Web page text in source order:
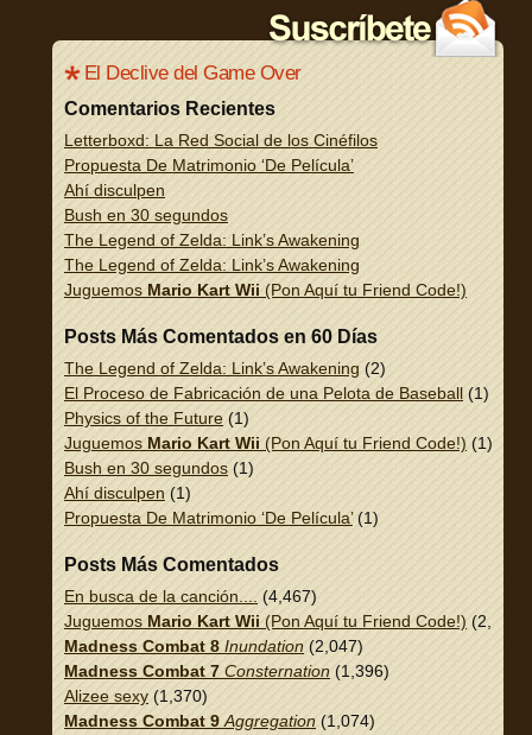
El Declive del Game Over
Comentarios Recientes
Letterboxd: La Red Social de los Cinéfilos
Propuesta De Matrimonio ‘De Película’
Ahí disculpen
Bush en 30 segundos
The Legend of Zelda: Link’s Awakening
The Legend of Zelda: Link’s Awakening
Juguemos Mario Kart Wii (Pon Aquí tu Friend Code!)
Posts Más Comentados en 60 Días
The Legend of Zelda: Link’s Awakening (2)
El Proceso de Fabricación de una Pelota de Baseball (1)
Physics of the Future (1)
Juguemos Mario Kart Wii (Pon Aquí tu Friend Code!) (1)
Bush en 30 segundos (1)
Ahí disculpen (1)
Propuesta De Matrimonio ‘De Película’(1)
Posts Más Comentados
En busca de la canción.... (4,467)
Juguemos Mario Kart Wii (Pon Aquí tu Friend Code!) (2,337)
Madness Combat 8 Inundation (2,047)
Madness Combat 7 Consternation (1,396)
Alizee sexy (1,370)
Madness Combat 9 Aggregation (1,074)